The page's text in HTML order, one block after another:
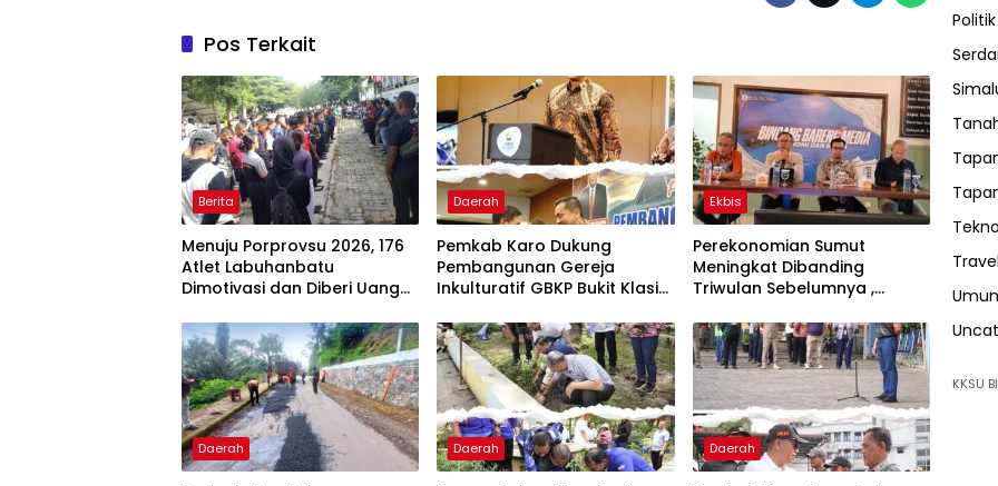
Pos Terkait
Berita
Menuju Porprovsu 2026, 176
Atlet Labuhanbatu
Dimotivasi dan Diberi Uang
Daerah
Pemkab Karo Dukung
Pembangunan Gereja
Inkulturatif GBKP Bukit Klasis
Ekbis
Perekonomian Sumut
Meningkat Dibanding
Triwulan Sebelumnya ,
Daerah Daerah Daerah
Politik
Travel
KKSU BI